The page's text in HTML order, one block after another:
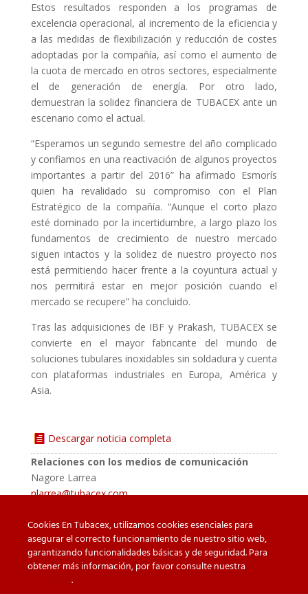
Estos resultados responden a los programas de
excelencia operacional, al incremento de la eficiencia y
a las medidas de flexibilización y reducción de costes
adoptadas por la compañía, así como el aumento de
la cuota de mercado en otros sectores, especialmente
el de generación de energía. Por otro lado,
demuestran la solidez financiera de TUBACEX ante un
escenario como el actual.
“Esperamos un segundo semestre del año complicado
y confiamos en una reactivación de algunos proyectos
importantes a partir del 2016” ha afirmado Esmorís
quien ha revalidado su compromiso con el Plan
Estratégico de la compañía. “Aunque el corto plazo
esté dominado por la incertidumbre, a largo plazo los
fundamentos de crecimiento de nuestro mercado
siguen intactos y la solidez de nuestro proyecto nos
está permitiendo hacer frente a la coyuntura actual y
nos permitirá estar en mejor posición cuando el
mercado se recupere” ha concluido.
Tras las adquisiciones de IBF y Prakash, TUBACEX se
convierte en el mayor fabricante del mundo de
soluciones tubulares inoxidables sin soldadura y cuenta
con plataformas industriales en Europa, América y
Asia.
Descargar noticia completa
Relaciones con los medios de comunicación
Nagore Larrea
nlarrea@tubacex.com
Cuidado con las falsificaciones Descargas
Cookies En Tubacex, utilizamos cookies esenciales para
asegurar el correcto funcionamiento de nuestro sitio web,
garantizando funcionalidades básicas y de seguridad. Para
obtener más información, por favor consulte nuestra
.